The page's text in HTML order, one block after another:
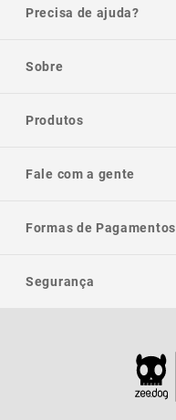
Precisa de ajuda?
Sobre
Produtos
Fale com a gente
Formas de Pagamentos
Segurança